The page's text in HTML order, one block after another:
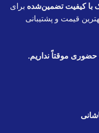
با کیفیت تضمین‌شده برای
قیمت و پشتیبانی
موقتاً نداریم.